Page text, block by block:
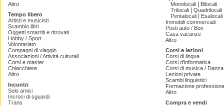
Altro
Tempo libero
Artisti e musicisti
Scambio libri
Oggetti smarriti e ritrovati
Hobby / Sport
Volontariato
Compagni di viaggio
Associazioni / Attività culturali
Corsi e master
Chiacchiere
Altro
Incontri
Solo amici
Incroci di sguardi
Trans
Monolocali
Bilocali
Trilocali
Quadrilocali
Pentalocali
Esalocali
Immobili commerciali
Posti auto / Box
Casa vacanze
Altro
Corsi e lezioni
Corsi di lingua
Corsi d'informatica
Corsi di musica /
Lezioni private
Scambi linguistici
Formazione
Altro
Compra e vendi